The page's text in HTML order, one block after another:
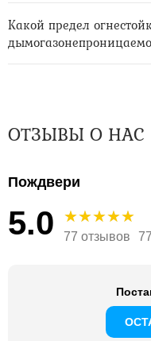
Какой предел
ОТЗЫВЫ О НАС
Пождвери
5.0 77 отзывов